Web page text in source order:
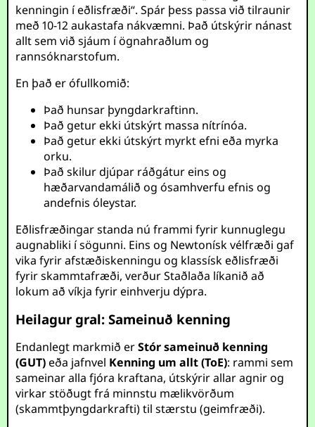
kenningin í eðlisfræði“. Spár þess passa við tilraunir
með 10-12 aukastafa nákvæmni. Það útskýrir nánast
allt sem við sjáum í ögnahraðlum og
rannsóknarstofum.
En það er ófullkomið:
Það hunsar þyngdarkraftinn.
Það getur ekki útskýrt massa nítrínóa.
Það getur ekki útskýrt myrkt efni eða myrka
orku.
Það skilur djúpar ráðgátur eins og
hæðarvandamálið og ósamhverfu efnis og
andefnis óleystar.
Eðlisfræðingar standa nú frammi fyrir kunnuglegu
augnabliki í sögunni. Eins og Newtonísk vélfræði gaf
vika fyrir afstæðiskenningu og klassísk eðlisfræði
fyrir skammtafræði, verður Staðlaða líkanið að
lokum að víkja fyrir einhverju dýpra.
Heilagur gral: Sameinuð kenning
Endanlegt markmið erStór sameinuð kenning
(GUT)eða jafnvel Kenning um allt (ToE): rammi sem
sameinar alla fjóra kraftana, útskýrir allar agnir og
virkar stöðugt frá minnstu mælikvörðum
(skammtþyngdarkrafti) til stærstu (geimfræði).